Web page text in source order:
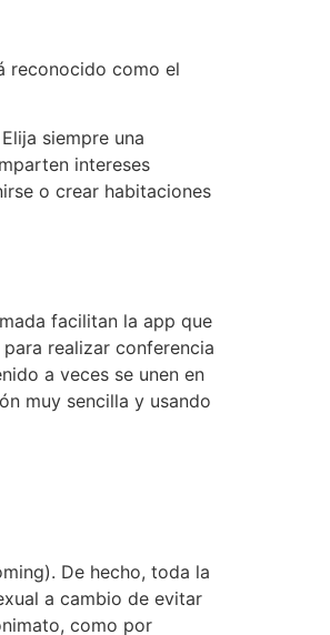
reconocido como el
siempre una
intereses
o crear habitaciones
facilitan la app que
realizar conferencia
a veces se unen en
muy sencilla y usando
De hecho, toda la
a cambio de evitar
como por